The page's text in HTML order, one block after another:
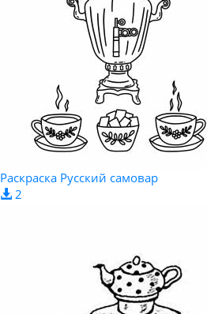
Раскраска Русский самовар
2